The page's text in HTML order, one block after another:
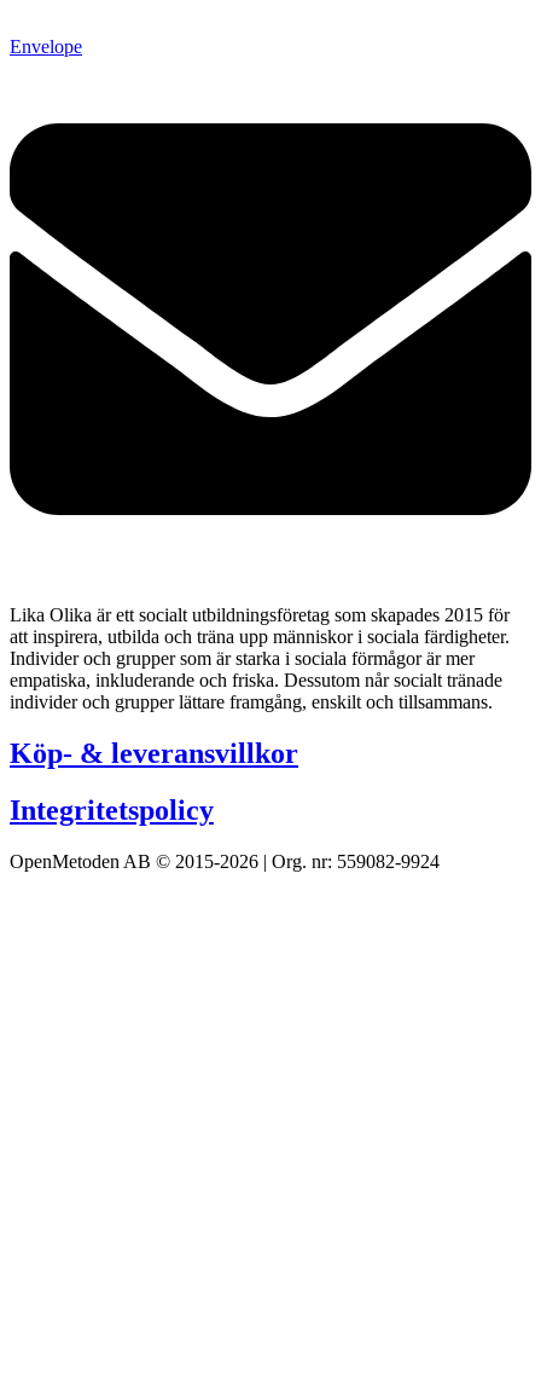
Envelope
Lika Olika är ett socialt utbildningsföretag som skapades 2015 för
att inspirera, utbilda och träna upp människor i sociala färdigheter.
Individer och grupper som är starka i sociala förmågor är mer
empatiska, inkluderande och friska. Dessutom når socialt tränade
individer och grupper lättare framgång, enskilt och tillsammans.
Köp- & leveransvillkor
Integritetspolicy
OpenMetoden AB © 2015-2026 | Org. nr: 559082-9924